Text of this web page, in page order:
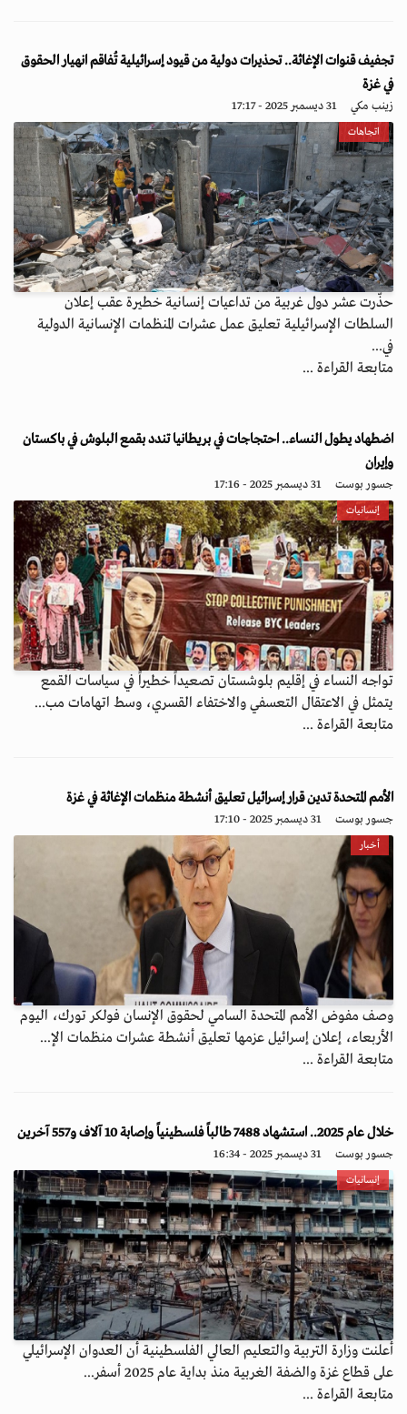
تجفيف قنوات الإغاثة.. تحذيرات دولية من قيود إسرائيلية تُفاقم انهيار الحقوق
في غزة
زينب مكي 31 ديسمبر 2025 - 17:17
اتجاهات
حذّرت عشر دول غربية من تداعيات إنسانية خطيرة عقب إعلان
السلطات الإسرائيلية تعليق عمل عشرات المنظمات الإنسانية الدولية
في...
متابعة القراءة ...
اضطهاد يطول النساء.. احتجاجات في بريطانيا تندد بقمع البلوش في باكستان
وإيران
جسور بوست 31 ديسمبر 2025 - 17:16
إنسانيات
تواجه النساء في إقليم بلوشستان تصعيداً خطيراً في سياسات القمع
يتمثل في الاعتقال التعسفي والاختفاء القسري، وسط اتهامات مب...
متابعة القراءة ...
الأمم المتحدة تدين قرار إسرائيل تعليق أنشطة منظمات الإغاثة في غزة
جسور بوست 31 ديسمبر 2025 - 17:10
أخبار
وصف مفوض الأمم المتحدة السامي لحقوق الإنسان فولكر تورك، اليوم
الأربعاء، إعلان إسرائيل عزمها تعليق أنشطة عشرات منظمات الإ...
متابعة القراءة ...
خلال عام 2025.. استشهاد 7488 طالباً فلسطينياً وإصابة 10 آلاف و557 آخرين
جسور بوست 31 ديسمبر 2025 - 16:34
إنسانيات
أعلنت وزارة التربية والتعليم العالي الفلسطينية أن العدوان الإسرائيلي
على قطاع غزة والضفة الغربية منذ بداية عام 2025 أسفر...
متابعة القراءة ...